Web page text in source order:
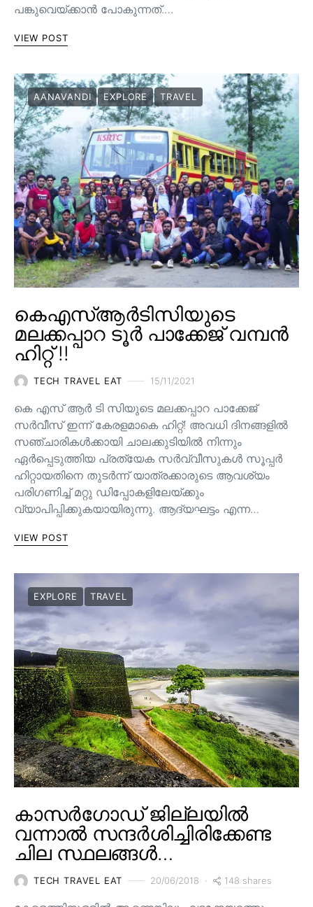
പങ്കുവെയ്ക്കാൻ പോകുന്നത്.…
VIEW POST
AANAVANDI EXPLORE TRAVEL
കെഎസ്ആർടിസിയുടെ
മലക്കപ്പാറ ടൂർ പാക്കേജ് വമ്പൻ
ഹിറ്റ് !!
TECH TRAVEL EAT 15/11/2021
കെ എസ് ആർ ടി സിയുടെ മലക്കപ്പാറ പാക്കേജ്
സർവീസ് ഇന്ന് കേരളമാകെ ഹിറ്റ്! അവധി ദിനങ്ങളിൽ
സഞ്ചാരികൾക്കായി ചാലക്കുടിയിൽ നിന്നും
ഏർപ്പെടുത്തിയ പ്രത്യേക സർവ്വീസുകൾ സൂപ്പർ
ഹിറ്റായതിനെ തുടർന്ന് യാത്രക്കാരുടെ ആവശ്യം
പരിഗണിച്ച് മറ്റു ഡിപ്പോകളിലേയ്ക്കും
വ്യാപിപ്പിക്കുകയായിരുന്നു. ആദ്യഘട്ടം എന്ന…
VIEW POST
EXPLORE TRAVEL
കാസർഗോഡ് ജില്ലയിൽ
വന്നാൽ സന്ദർശിച്ചിരിക്കേണ്ട
ചില സ്ഥലങ്ങൾ…
TECH TRAVEL EAT 20/06/2018 148 shares